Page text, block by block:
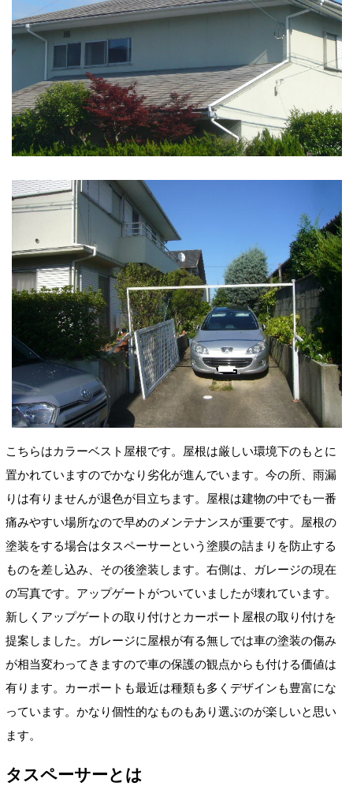
こちらはカラーベスト屋根です。屋根は厳しい環境下のもとに
置かれていますのでかなり劣化が進んでいます。今の所、雨漏
りは有りませんが退色が目立ちます。屋根は建物の中でも一番
痛みやすい場所なので早めのメンテナンスが重要です。屋根の
塗装をする場合はタスペーサーという塗膜の詰まりを防止する
ものを差し込み、その後塗装します。右側は、ガレージの現在
の写真です。アップゲートがついていましたが壊れています。
新しくアップゲートの取り付けとカーポート屋根の取り付けを
提案しました。ガレージに屋根が有る無しでは車の塗装の傷み
が相当変わってきますので車の保護の観点からも付ける価値は
有ります。カーポートも最近は種類も多くデザインも豊富にな
っています。かなり個性的なものもあり選ぶのが楽しいと思い
ます。
タスペーサーとは